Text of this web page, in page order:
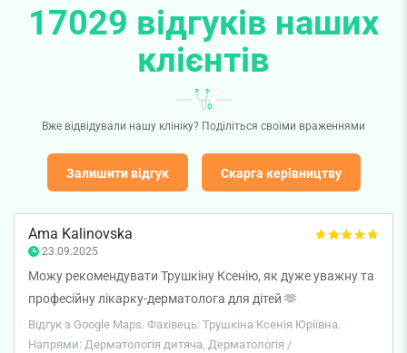
17029 відгуків наших
клієнтів
Вже відвідували нашу клініку? Поділіться своїми враженнями
Залишити відгук Скарга керівництву
Ama Kalinovska
23.09.2025
Можу рекомендувати Трушкіну Ксенію, як дуже уважну та
професійну лікарку-дерматолога для дітей 🫶
Відгук з Google Maps. Фахівець: Трушкіна Ксенія Юріївна.
Напрями: Дерматологія дитяча, Дерматологія /